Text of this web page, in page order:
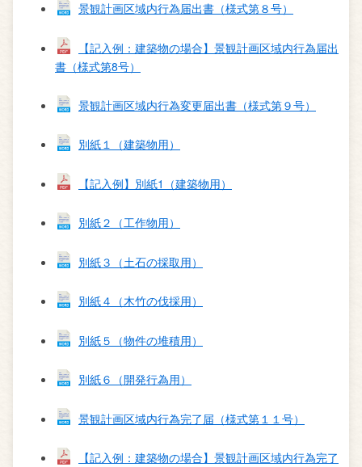
景観計画区域内行為届出書（様式第８号）
【記入例：建築物の場合】景観計画区域内行為届出
書（様式第8号）
景観計画区域内行為変更届出書（様式第９号）
別紙１（建築物用）
【記入例】別紙1（建築物用）
別紙２（工作物用）
別紙３（土石の採取用）
別紙４（木竹の伐採用）
別紙５（物件の堆積用）
別紙６（開発行為用）
景観計画区域内行為完了届（様式第１１号）
【記入例：建築物の場合】景観計画区域内行為完了